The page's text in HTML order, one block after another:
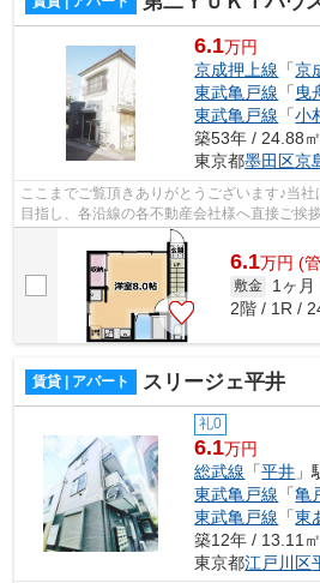
6.1万円
京成押上線 「京
東武亀戸線 「 曳
東武亀戸線 「小
築53年 / 24.88㎡
東京都墨田区京
ここまでご覧頂きありがとうございます♪当
目指し、各沿線の各不動産会社様へ直接ご挨
様へ提供しております！最新の情報は...
6.1万円 (
敷金 1ヶ月
2階 / 1R /
賃貸 | アパート スリージェ平井
礼0
6.1万円
総武線 「平井 」
東武亀戸線 「亀
東武亀戸線 「東
築12年 / 13.11㎡
東京都江戸川区